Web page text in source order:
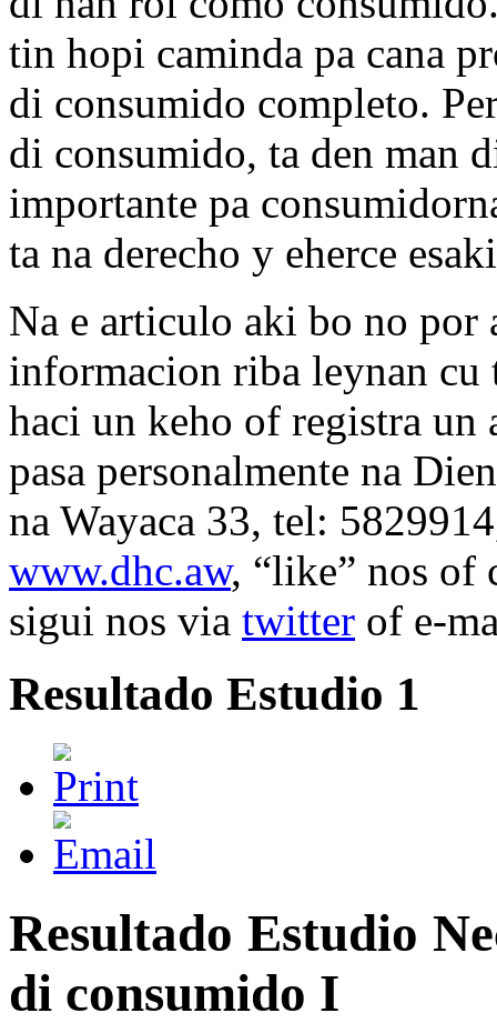
tin hopi caminda pa cana
di consumido completo.
di consumido, ta den man
importante pa
ta na derecho y eherce
Na e articulo aki bo no por
informacion riba leynan cu
haci un keho of registra un
pasa personalmente na
na Wayaca 33, tel:
www.dhc.aw, “like” nos of
sigui nos via twitter of e-
Resultado Estudio 1
Resultado Estudio
di consumido I